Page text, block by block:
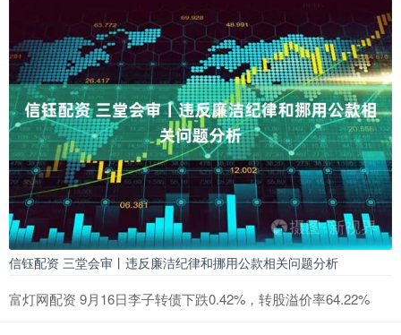
信钰配资 三堂会审丨违反廉洁纪律和挪用公款相关问题分析
富灯网配资 9月16日李子转债下跌0.42%，转股溢价率64.22%